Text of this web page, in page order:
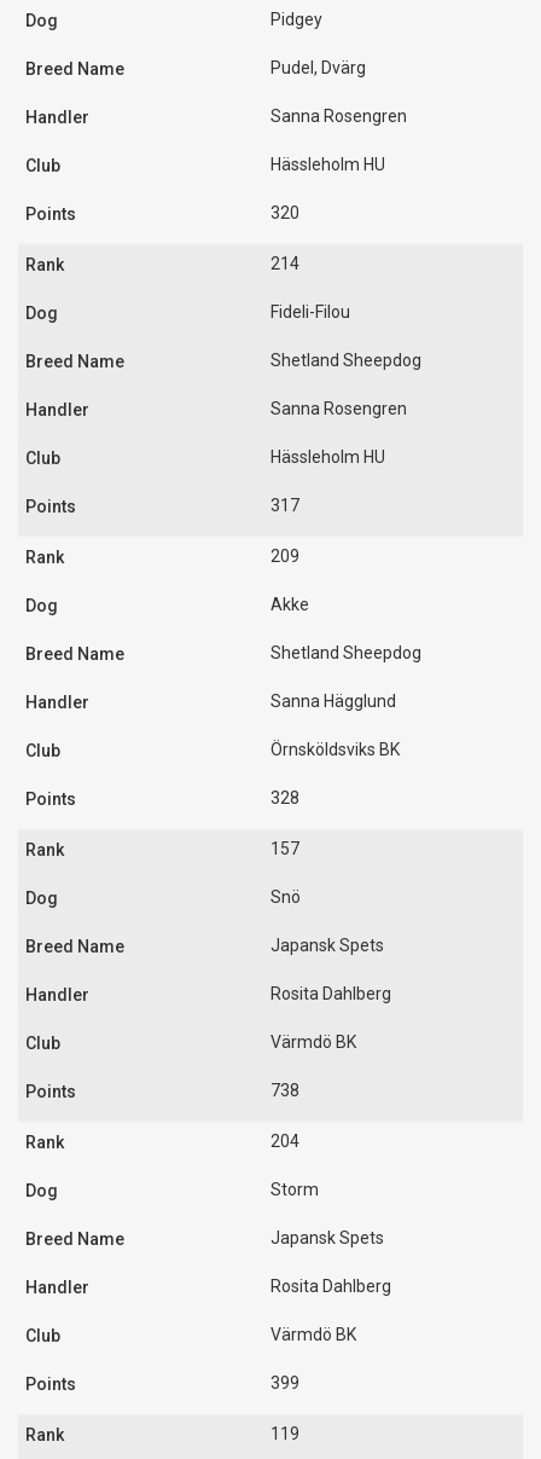
Pidgey
Pudel, Dvärg
Sanna Rosengren
Hässleholm HU
320
214
Fideli-Filou
Shetland Sheepdog
Sanna Rosengren
Hässleholm HU
317
209
Akke
Shetland Sheepdog
Sanna Hägglund
Örnsköldsviks BK
328
157
Snö
Japansk Spets
Rosita Dahlberg
Värmdö BK
738
204
Storm
Japansk Spets
Rosita Dahlberg
Värmdö BK
399
119